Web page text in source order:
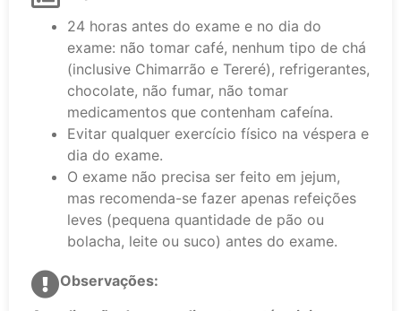
24 horas antes do exame e no dia do
exame: não tomar café, nenhum tipo de chá
(inclusive Chimarrão e Tereré), refrigerantes,
chocolate, não fumar, não tomar
medicamentos que contenham cafeína.
Evitar qualquer exercício físico na véspera e
dia do exame.
O exame não precisa ser feito em jejum,
mas recomenda-se fazer apenas refeições
leves (pequena quantidade de pão ou
bolacha, leite ou suco) antes do exame.
Observações: